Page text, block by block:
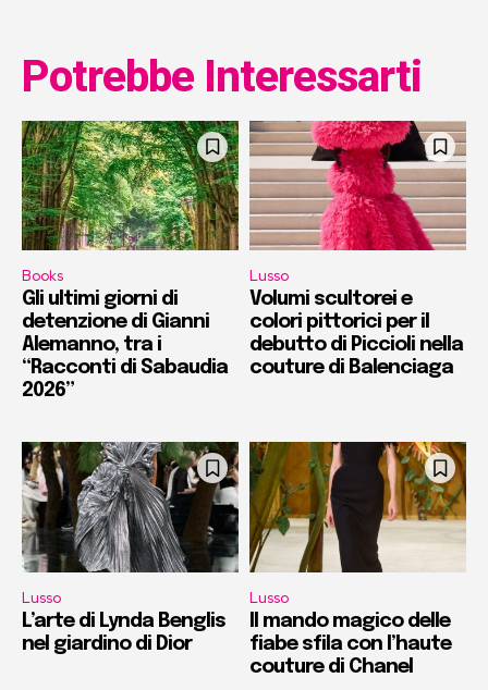
Potrebbe Interessarti
Books
Gli ultimi giorni di
detenzione di Gianni
Alemanno, tra i
“Racconti di Sabaudia
2026”
Lusso
Volumi scultorei e
colori pittorici per il
debutto di Piccioli nella
couture di Balenciaga
Lusso
L’arte di Lynda Benglis
nel giardino di Dior
Lusso
Il mando magico delle
fiabe sfila con l’haute
couture di Chanel